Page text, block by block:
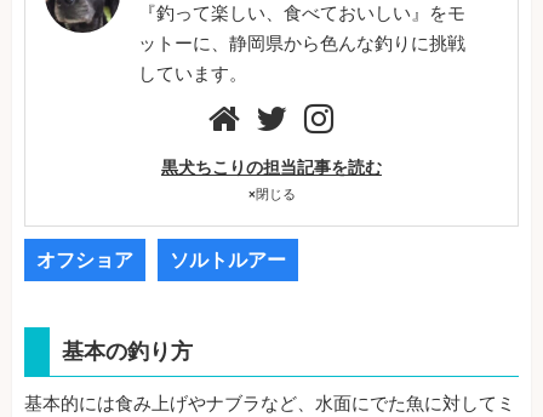
『釣って楽しい、食べておいしい』をモ
ットーに、静岡県から色んな釣りに挑戦
しています。
黒犬ちこりの担当記事を読む
×閉じる
オフショア ソルトルアー
基本の釣り方
基本的には食み上げやナブラなど、水面にでた魚に対してミ